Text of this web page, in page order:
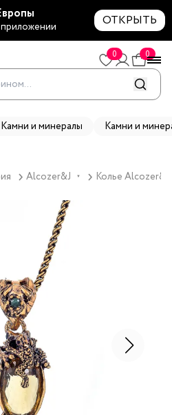
ОТКРЫТЬ
0 0
Камни и минералы Камни и
Alcozer&J ▼ Колье